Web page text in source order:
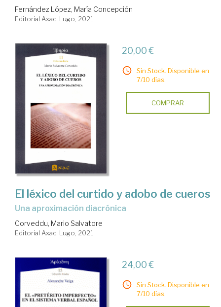
Fernández López, María Concepción
Editorial Axac. Lugo, 2021
20,00 €
Sin Stock. Disponible en
7/10 días.
COMPRAR
El léxico del curtido y adobo de cueros
una aproximación diacrónica
Corveddu, Mario Salvatore
Editorial Axac. Lugo, 2021
24,00 €
Sin Stock. Disponible en
7/10 días.